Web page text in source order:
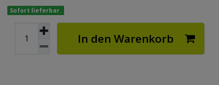
Sofort lieferbar.
In den Warenkorb